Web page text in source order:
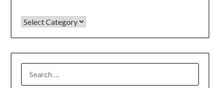
KATEGORI
FOR: